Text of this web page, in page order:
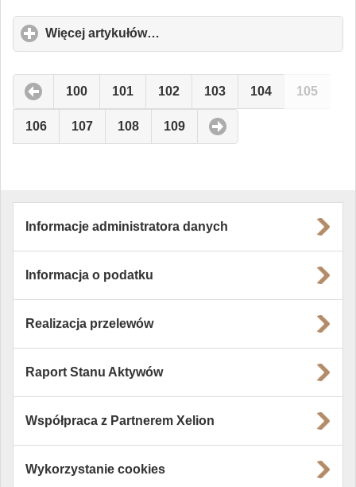
Więcej artykułów…
to
100 101 102 103 104 105
106 107 108 109
Informacje administratora danych
Informacja o podatku
Realizacja przelewów
Raport Stanu Aktywów
Współpraca z Partnerem Xelion
Wykorzystanie cookies